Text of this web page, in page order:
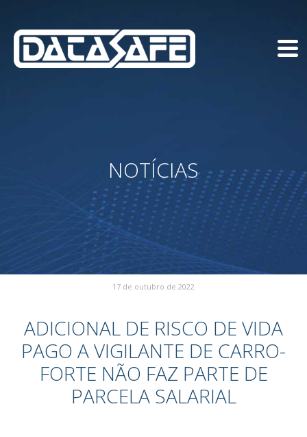
NOTÍCIAS
17 de outubro de 2022
ADICIONAL DE RISCO DE VIDA
PAGO A VIGILANTE DE CARRO-
FORTE NÃO FAZ PARTE DE
PARCELA SALARIAL